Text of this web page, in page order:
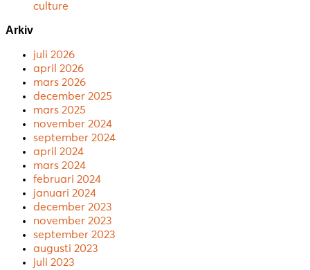
culture
Arkiv
juli 2026
april 2026
mars 2026
december 2025
mars 2025
november 2024
september 2024
april 2024
mars 2024
februari 2024
januari 2024
december 2023
november 2023
september 2023
augusti 2023
juli 2023